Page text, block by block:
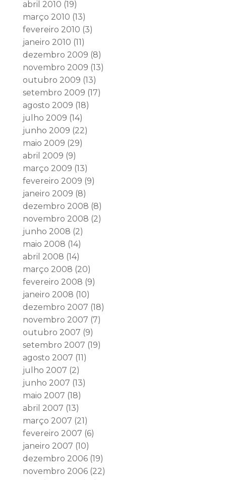
abril 2010 (19)
março 2010 (13)
fevereiro 2010 (3)
janeiro 2010 (11)
dezembro 2009 (8)
novembro 2009 (13)
outubro 2009 (13)
setembro 2009 (17)
agosto 2009 (18)
julho 2009 (14)
junho 2009 (22)
maio 2009 (29)
abril 2009 (9)
março 2009 (13)
fevereiro 2009 (9)
janeiro 2009 (8)
dezembro 2008 (8)
novembro 2008 (2)
junho 2008 (2)
maio 2008 (14)
abril 2008 (14)
março 2008 (20)
fevereiro 2008 (9)
janeiro 2008 (10)
dezembro 2007 (18)
novembro 2007 (7)
outubro 2007 (9)
setembro 2007 (19)
agosto 2007 (11)
julho 2007 (2)
junho 2007 (13)
maio 2007 (18)
abril 2007 (13)
março 2007 (21)
fevereiro 2007 (6)
janeiro 2007 (10)
dezembro 2006(19)
novembro 2006(22)